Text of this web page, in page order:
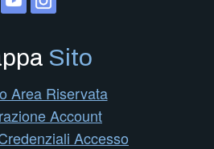
Sito
Area Riservata
Account
Accesso